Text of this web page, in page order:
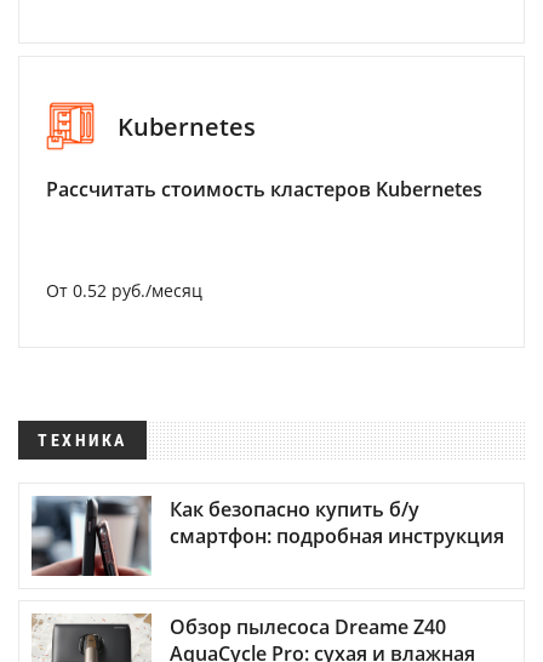
Kubernetes
Рассчитать стоимость кластеров Kubernetes
От 0.52 руб./месяц
ТЕХНИКА
Как безопасно купить б/у
смартфон: подробная инструкция
Обзор пылесоса Dreame Z40
AquaCycle Pro: сухая и влажная